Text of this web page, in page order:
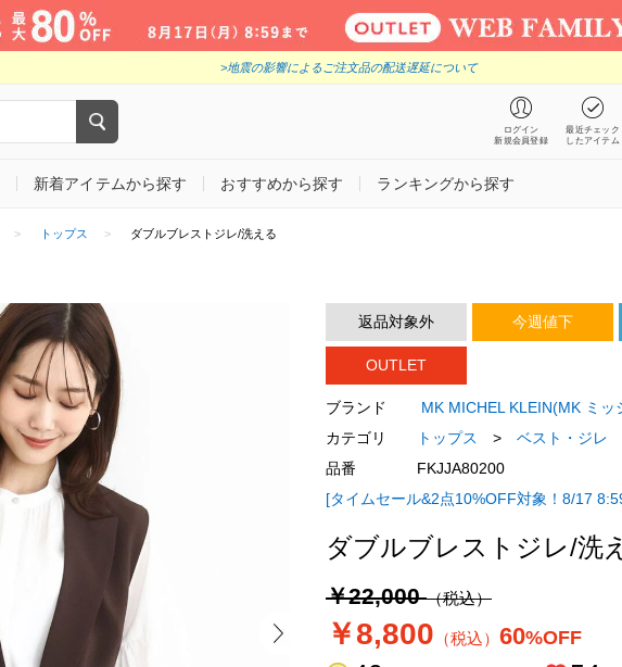
>地震の影響によるご注文品の配送遅延について
ログイン
新規会員登録
最近チェック
したアイテム
新着アイテムから探す おすすめから探す ランキングから探す
トップス ダブルブレストジレ/洗える
返品対象外 今週値下
OUTLET
ブランド
MK MICHEL KLEIN(MK ミッ
カテゴリ
トップス >
ベスト・ジレ
品番
FKJJA80200
[タイムセール&2点10%OFF対象！8/17
ダブルブレストジレ/洗
￥22,000（税込）
￥8,800 （税込） 60%OFF